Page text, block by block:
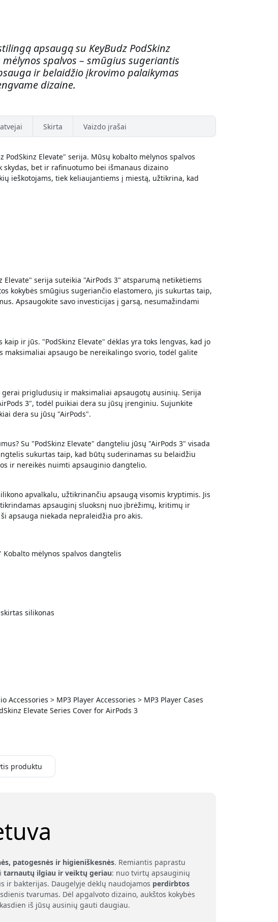
apsaugą su KeyBudz PodSkinz
mėlynos spalvos – smūgius sugeriantis
ir belaidžio įkrovimo palaikymas
dizaine.
Skirta Vaizdo įrašai
Elevate" serija. Mūsų kobalto mėlynos spalvos
bet ir rafinuotumo bei išmanaus dizaino
ieškotojams, tiek keliaujantiems į miestą, užtikrina, kad
Elevate" serija suteikia "AirPods 3" atsparumą netikėtiems
kokybės smūgius sugeriančio elastomero, jis sukurtas taip,
Apsaugokite savo investicijas į garsą, nesumažindami
ir jūs. "PodSkinz Elevate" dėklas yra toks lengvas, kad jo
maksimaliai apsaugo be nereikalingo svorio, todėl galite
gerai prigludusių ir maksimaliai apsaugotų ausinių. Serija
3", todėl puikiai dera su jūsų įrenginiu. Sujunkite
dera su jūsų "AirPods".
Su "PodSkinz Elevate" dangteliu jūsų "AirPods 3" visada
sukurtas taip, kad būtų suderinamas su belaidžiu
ir nereikės nuimti apsauginio dangtelio.
apvalkalu, užtikrinančiu apsaugą visomis kryptimis. Jis
apsauginį sluoksnį nuo įbrėžimų, kritimų ir
apsauga niekada nepraleidžia pro akis.
Kobalto mėlynos spalvos dangtelis
silikonas
Accessories > MP3 Player Accessories > MP3 Player Cases
Elevate Series Cover for AirPods 3
produktu
patogesnės ir higieniškesnės. Remiantis paprastu
tarnautų ilgiau ir veiktų geriau: nuo tvirtų apsauginių
bakterijas. Daugelyje dėklų naudojamos perdirbtos
tvarumas. Dėl apgalvoto dizaino, aukštos kokybės
iš jūsų ausinių gauti daugiau.